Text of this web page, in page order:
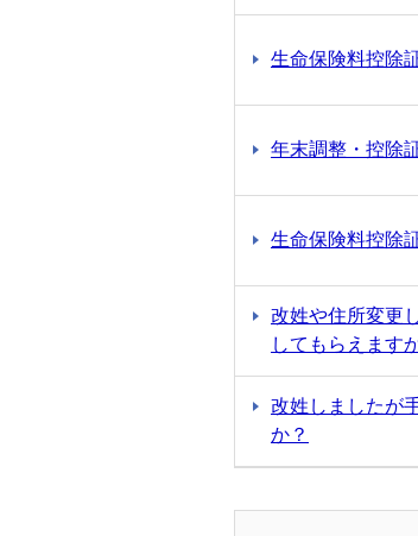
生命保険料控除
年末調整・控除
生命保険料控除
改姓や住所変更
してもらえます
改姓しましたが
か？